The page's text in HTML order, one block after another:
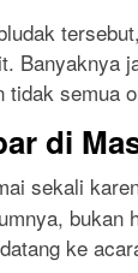
Banyaknya
tidak semua
di
sekali
bukan
ke